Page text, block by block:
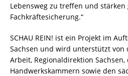
Lebensweg zu treffen und
Fachkräftesicherung.“
SCHAU REIN! ist ein Projekt im
Sachsen und wird unterstützt
Arbeit, Regionaldirektion Sachsen,
Handwerkskammern sowie den